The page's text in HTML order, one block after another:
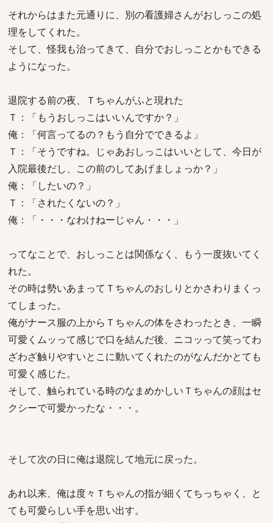
それからはまた元通りに、別の看護婦さんがおしっこの処
理をしてくれた。
そして、怪我も治ってきて、自分でおしっことかもできる
ようになった。
退院する前の夜、Ｔちゃんがふと現れた
Ｔ：「もうおしっこはいいんですか？」
俺：「何言ってるの？もう自分でできるよ」
Ｔ：「そうですね。じゃあおしっこはいいとして、今日が
入院最後だし、この前のしてあげましょっか？」
俺：「したいの？」
Ｔ：「されたくないの？」
俺：「・・・なわけねーじゃん・・・」
ってなことで、おしっことは関係なく、もう一度抜いてく
れた。
その時は勢いあまってＴちゃんのおしりとかさわりまくっ
てしまった。
俺がナース服の上からＴちゃんの体をさわったとき、一瞬
可愛くムッって感じで口を結んだ後、ニコッって笑ってわ
ざわざ触りやすいとこに動いてくれたのがなんだかとても
可愛く感じた。
そして、触られている時のなまめかしいＴちゃんの顔はセ
クシーで可愛かったな・・・。
そして次の日に俺は退院して地元に戻った。
あれ以来、俺は度々Ｔちゃんの指が細くてちっちゃく、と
ても可愛らしい手を思い出す。